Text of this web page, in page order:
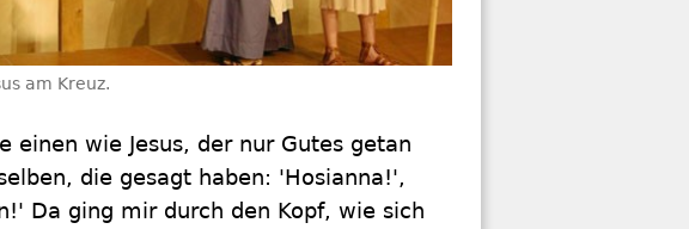
am Kreuz.
einen wie Jesus, der nur Gutes getan
die gesagt haben: 'Hosianna!',
Da ging mir durch den Kopf, wie sich